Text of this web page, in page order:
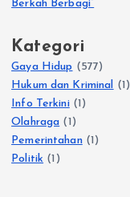
Berkah Berbagi”
Kategori
Gaya Hidup (577)
Hukum dan Kriminal (1)
Info Terkini(1)
Olahraga (1)
Pemerintahan(1)
Politik (1)